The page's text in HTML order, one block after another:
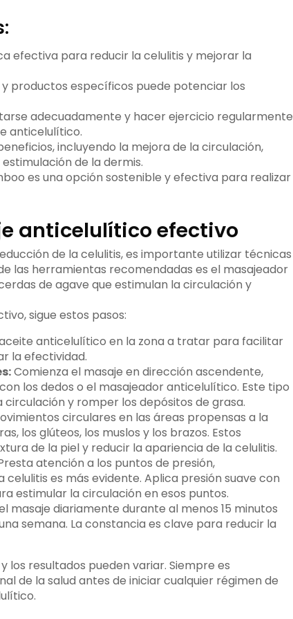
efectiva para reducir la celulitis y mejorar la
productos específicos puede potenciar los
adecuadamente y hacer ejercicio regularmente
anticelulítico.
incluyendo la mejora de la circulación,
de la dermis.
es una opción sostenible y efectiva para realizar
anticelulítico efectivo
de la celulitis, es importante utilizar técnicas
las herramientas recomendadas es el masajeador
de agave que estimulan la circulación y
sigue estos pasos:
anticelulítico en la zona a tratar para facilitar
la efectividad.
Comienza el masaje en dirección ascendente,
los dedos o el masajeador anticelulítico. Este tipo
y romper los depósitos de grasa.
circulares en las áreas propensas a la
los glúteos, los muslos y los brazos. Estos
de la piel y reducir la apariencia de la celulitis.
atención a los puntos de presión,
es más evidente. Aplica presión suave con
estimular la circulación en esos puntos.
masaje diariamente durante al menos 15 minutos
semana. La constancia es clave para reducir la
los resultados pueden variar. Siempre es
de la salud antes de iniciar cualquier régimen de